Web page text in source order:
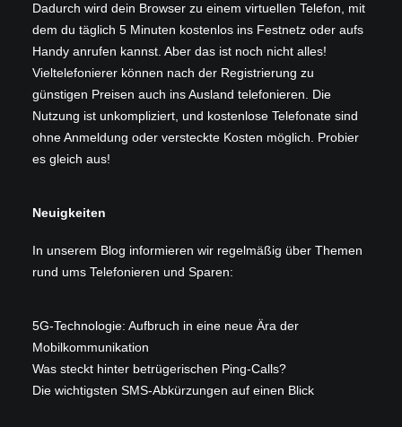
Dadurch wird dein Browser zu einem virtuellen Telefon, mit
dem du täglich 5 Minuten kostenlos ins Festnetz oder aufs
Handy anrufen kannst. Aber das ist noch nicht alles!
Vieltelefonierer können nach der Registrierung zu
günstigen Preisen auch ins Ausland telefonieren. Die
Nutzung ist unkompliziert, und kostenlose Telefonate sind
ohne Anmeldung oder versteckte Kosten möglich. Probier
es gleich aus!
Neuigkeiten
In unserem Blog informieren wir regelmäßig über Themen
rund ums Telefonieren und Sparen:
5G-Technologie: Aufbruch in eine neue Ära der
Mobilkommunikation
Was steckt hinter betrügerischen Ping-Calls?
Die wichtigsten SMS-Abkürzungen auf einen Blick